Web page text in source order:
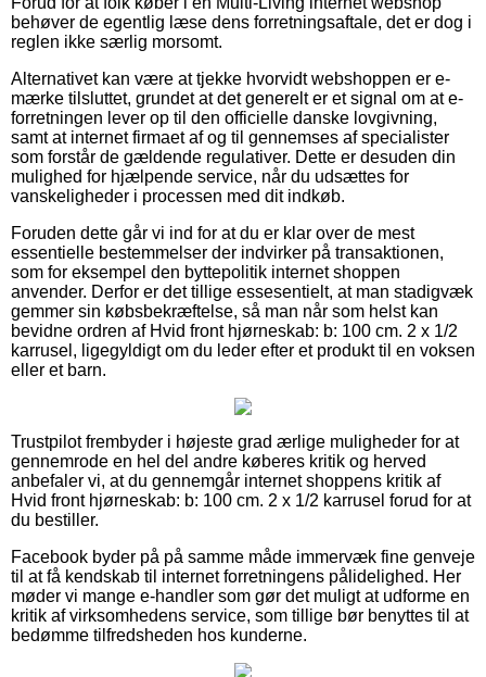
behøver de egentlig læse dens forretningsaftale, det er dog i
reglen ikke særlig morsomt.
Alternativet kan være at tjekke hvorvidt webshoppen er e-
mærke tilsluttet, grundet at det generelt er et signal om at e-
forretningen lever op til den officielle danske lovgivning,
samt at internet firmaet af og til gennemses af specialister
som forstår de gældende regulativer. Dette er desuden din
mulighed for hjælpende service, når du udsættes for
vanskeligheder i processen med dit indkøb.
Foruden dette går vi ind for at du er klar over de mest
essentielle bestemmelser der indvirker på transaktionen,
som for eksempel den byttepolitik internet shoppen
anvender. Derfor er det tillige essesentielt, at man stadigvæk
gemmer sin købsbekræftelse, så man når som helst kan
bevidne ordren af Hvid front hjørneskab: b: 100 cm. 2 x 1/2
karrusel, ligegyldigt om du leder efter et produkt til en voksen
eller et barn.
Trustpilot frembyder i højeste grad ærlige muligheder for at
gennemrode en hel del andre køberes kritik og herved
anbefaler vi, at du gennemgår internet shoppens kritik af
Hvid front hjørneskab: b: 100 cm. 2 x 1/2 karrusel forud for at
du bestiller.
Facebook byder på på samme måde immervæk fine genveje
til at få kendskab til internet forretningens pålidelighed. Her
møder vi mange e-handler som gør det muligt at udforme en
kritik af virksomhedens service, som tillige bør benyttes til at
bedømme tilfredsheden hos kunderne.